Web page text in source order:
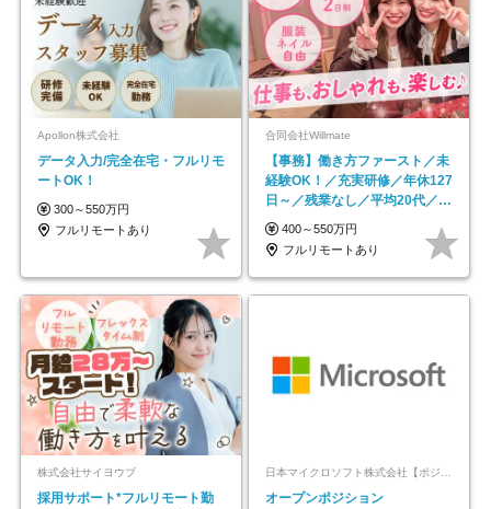
Apollon株式会社
データ入力/完全在宅・フルリモ
ートOK！
300～550万円
フルリモートあり
合同会社Willmate
【事務】働き方ファースト／未
経験OK！／充実研修／年休127
日～／残業なし／平均20代／リ
モートOK
400～550万円
フルリモートあり
株式会社サイヨウブ
採用サポート*フルリモート勤
日本マイクロソフト株式会社【ポジションマッチ登録】
オープンポジション